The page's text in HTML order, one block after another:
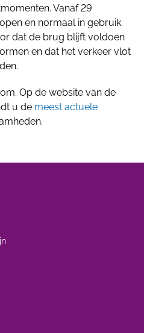
Vanaf 29
en normaal in gebruik.
dat de brug blijft voldoen
en dat het verkeer vlot
Op de website van de
u de meest actuele